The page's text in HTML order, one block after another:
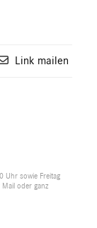
Link mailen
Uhr sowie Freitag
oder ganz